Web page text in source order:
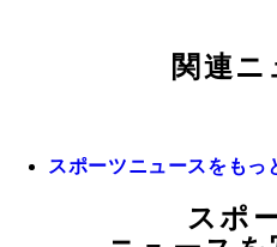
関連ニ
スポーツニュースをもっ
スポ